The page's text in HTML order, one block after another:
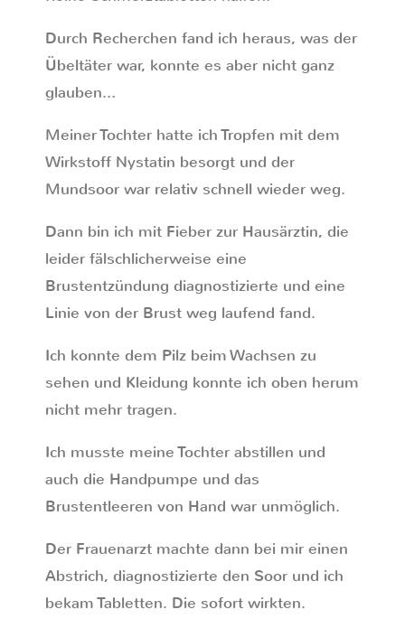
Durch Recherchen fand ich heraus, was der
Übeltäter war, konnte es aber nicht ganz
glauben…
Meiner Tochter hatte ich Tropfen mit dem
Wirkstoff Nystatin besorgt und der
Mundsoor war relativ schnell wieder weg.
Dann bin ich mit Fieber zur Hausärztin, die
leider fälschlicherweise eine
Brustentzündung diagnostizierte und eine
Linie von der Brust weg laufend fand.
Ich konnte dem Pilz beim Wachsen zu
sehen und Kleidung konnte ich oben herum
nicht mehr tragen.
Ich musste meine Tochter abstillen und
auch die Handpumpe und das
Brustentleeren von Hand war unmöglich.
Der Frauenarzt machte dann bei mir einen
Abstrich, diagnostizierte den Soor und ich
bekam Tabletten. Die sofort wirkten.